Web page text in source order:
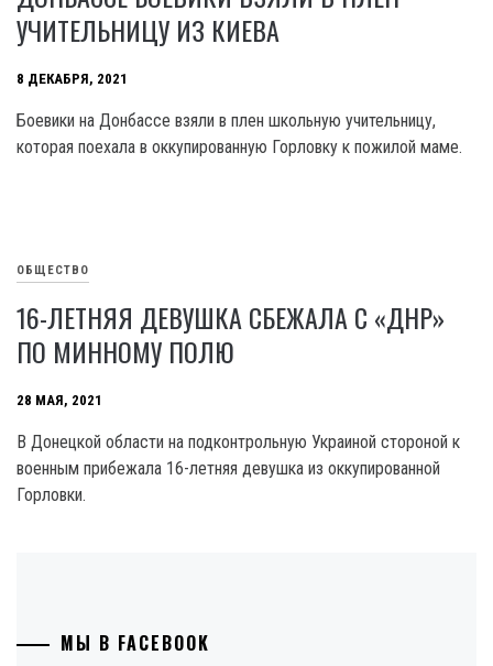
УЧИТЕЛЬНИЦУ ИЗ КИЕВА
8 ДЕКАБРЯ, 2021
Боевики на Донбассе взяли в плен школьную учительницу,
которая поехала в оккупированную Горловку к пожилой маме.
ОБЩЕСТВО
16-ЛЕТНЯЯ ДЕВУШКА СБЕЖАЛА С «ДНР»
ПО МИННОМУ ПОЛЮ
28 МАЯ, 2021
В Донецкой области на подконтрольную Украиной стороной к
военным прибежала 16-летняя девушка из оккупированной
Горловки.
МЫ В FACEBOOK